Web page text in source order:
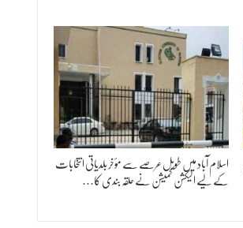
اسلام آباد میں طویل عرصے سے مؤخر بلدیاتی انتخابات
کے لیے الیکشن کمیشن نے حلقہ بندی کا…